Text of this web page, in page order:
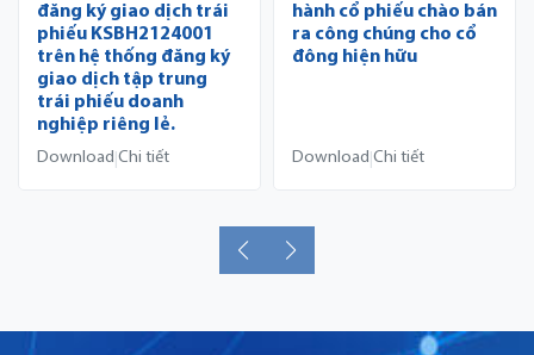
đăng ký giao dịch trái
phiếu KSBH2124001
trên hệ thống đăng ký
giao dịch tập trung
trái phiếu doanh
nghiệp riêng lẻ.
Download Chi tiết
hành cổ phiếu chào bán
ra công chúng cho cổ
đông hiện hữu
Download Chi tiết